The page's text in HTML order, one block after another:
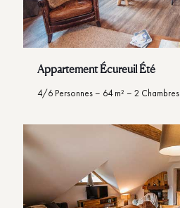
Appartement Écureuil Été
4/6 Personnes – 64 m² – 2 Chambres